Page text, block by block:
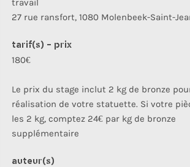
travail
27 rue ransfort, 1080 Molenbeek-Saint-
tarif(s) - prix
180€
Le prix du stage inclut 2 kg de bronze
réalisation de votre statuette. Si votre
les 2 kg, comptez 24€ par kg de bronze
supplémentaire
auteur(s)